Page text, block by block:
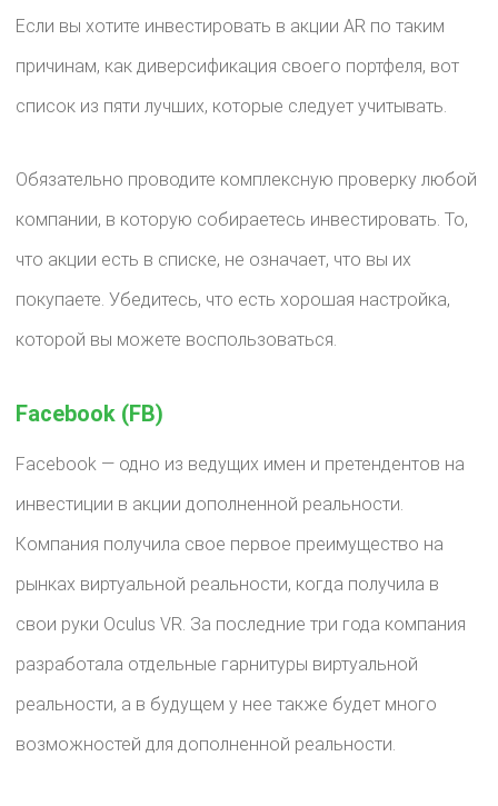
Если вы хотите инвестировать в акции AR по таким
причинам, как диверсификация своего портфеля, вот
список из пяти лучших, которые следует учитывать.
Обязательно проводите комплексную проверку любой
компании, в которую собираетесь инвестировать. То,
что акции есть в списке, не означает, что вы их
покупаете. Убедитесь, что есть хорошая настройка,
которой вы можете воспользоваться.
Facebook (FB)
Facebook — одно из ведущих имен и претендентов на
инвестиции в акции дополненной реальности.
Компания получила свое первое преимущество на
рынках виртуальной реальности, когда получила в
свои руки Oculus VR. За последние три года компания
разработала отдельные гарнитуры виртуальной
реальности, а в будущем у нее также будет много
возможностей для дополненной реальности.